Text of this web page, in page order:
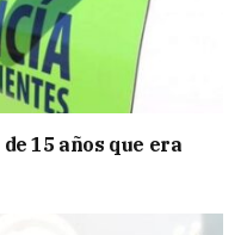
15 años que era